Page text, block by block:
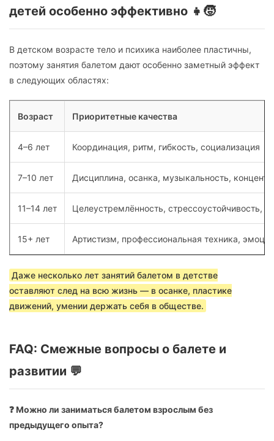
детей особенно эффективно 👧🧒
В детском возрасте тело и психика наиболее пластичны,
поэтому занятия балетом дают особенно заметный эффект
в следующих областях:
Возраст Приоритетные качества
4–6 лет Координация, ритм, гибкость, социализация
7–10 лет Дисциплина, осанка, музыкальность,
11–14 лет Целеустремлённость, стрессоустойчивость,
15+ лет Артистизм, профессиональная техника,
Даже несколько лет занятий балетом в детстве
оставляют след на всю жизнь — в осанке, пластике
движений, умении держать себя в обществе.
FAQ: Смежные вопросы о балете и
развитии 💬
❓ Можно ли заниматься балетом взрослым без
предыдущего опыта?